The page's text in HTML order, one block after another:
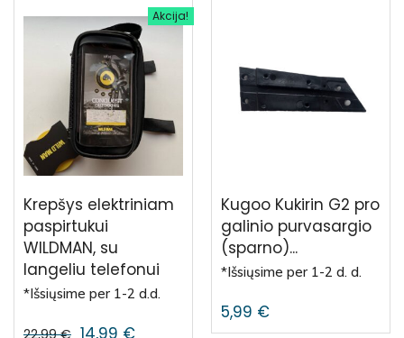
Akcija!
Krepšys elektriniam
paspirtukui
WILDMAN, su
langeliu telefonui
*Išsiųsime per 1-2 d.d.
22,99€ 14,99 €
Kugoo Kukirin G2 pro
galinio purvasargio
(sparno)...
*Išsiųsime per 1-2 d. d.
5,99 €